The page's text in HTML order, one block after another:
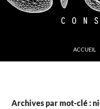
ACCUEIL
Archives par mot-clé :